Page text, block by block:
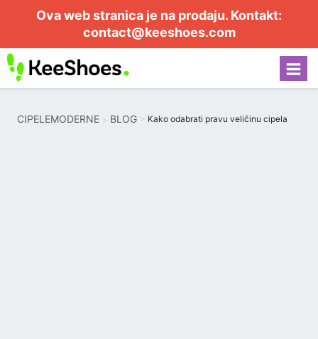
Ova web stranica je na prodaju. Kontakt:
contact@keeshoes.com
CIPELEMODERNE BLOG Kako odabrati pravu veličinu cipela